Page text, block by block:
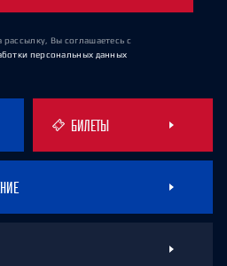
рассылку, Вы соглашаетесь с
персональных данных
БИЛЕТЫ